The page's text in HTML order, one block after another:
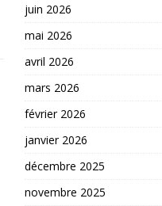
juin 2026
mai 2026
avril 2026
mars 2026
février 2026
janvier 2026
décembre 2025
novembre 2025